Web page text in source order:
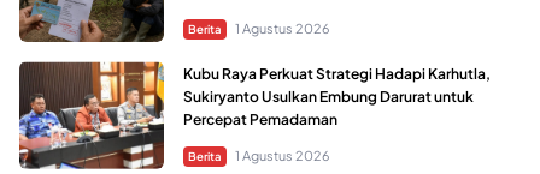
Berita 1 Agustus 2026
Kubu Raya Perkuat Strategi Hadapi Karhutla,
Sukiryanto Usulkan Embung Darurat untuk
Percepat Pemadaman
Berita 1 Agustus 2026